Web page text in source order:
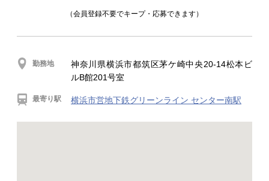
（会員登録不要でキープ・応募できます）
勤務地
神奈川県横浜市都筑区茅ケ崎中央20-14松本ビ
ルB館201号室
最寄り駅 横浜市営地下鉄グリーンライン センター南駅